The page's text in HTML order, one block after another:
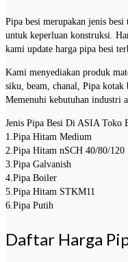
Pipa besi merupakan jenis besi
untuk keperluan konstruksi.
kami update harga pipa besi
Kami menyediakan produk
siku, beam, chanal, Pipa
Memenuhi kebutuhan industri
Jenis Pipa Besi Di ASIA Toko
1.Pipa Hitam Medium
2.Pipa Hitam nSCH 40/80/120
3.Pipa Galvanish
4.Pipa Boiler
5.Pipa Hitam STKM11
6.Pipa Putih
Daftar Harga